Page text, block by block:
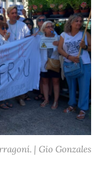
| Gio Gonzales